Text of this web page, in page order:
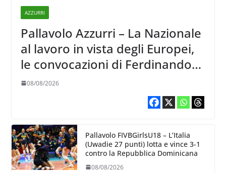
AZZURRI
Pallavolo Azzurri – La Nazionale
al lavoro in vista degli Europei,
le convocazioni di Ferdinando
De Giorgi
08/08/2026
Pallavolo FIVBGirlsU18 – L’Italia
(Uwadie 27 punti) lotta e vince 3-1
contro la Repubblica Dominicana
08/08/2026